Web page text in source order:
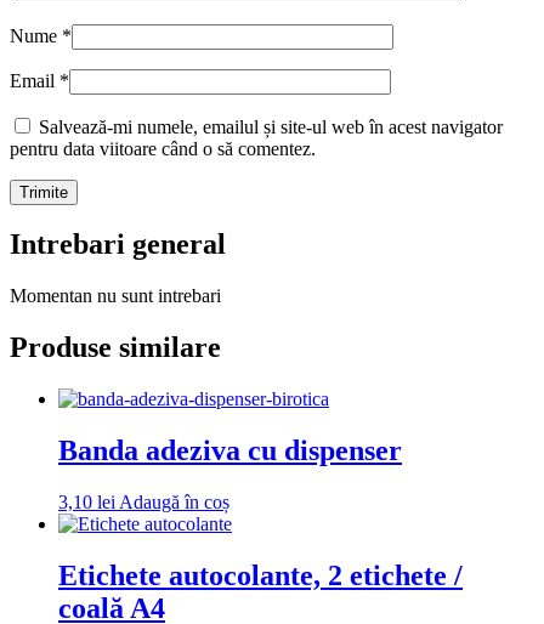
Nume *
Email *
Salvează-mi numele, emailul și site-ul web în acest navigator
pentru data viitoare când o să comentez.
Intrebari general
Momentan nu sunt intrebari
Produse similare
Banda adeziva cu dispenser
3,10 lei Adaugă în coș
Etichete autocolante, 2 etichete /
coală A4